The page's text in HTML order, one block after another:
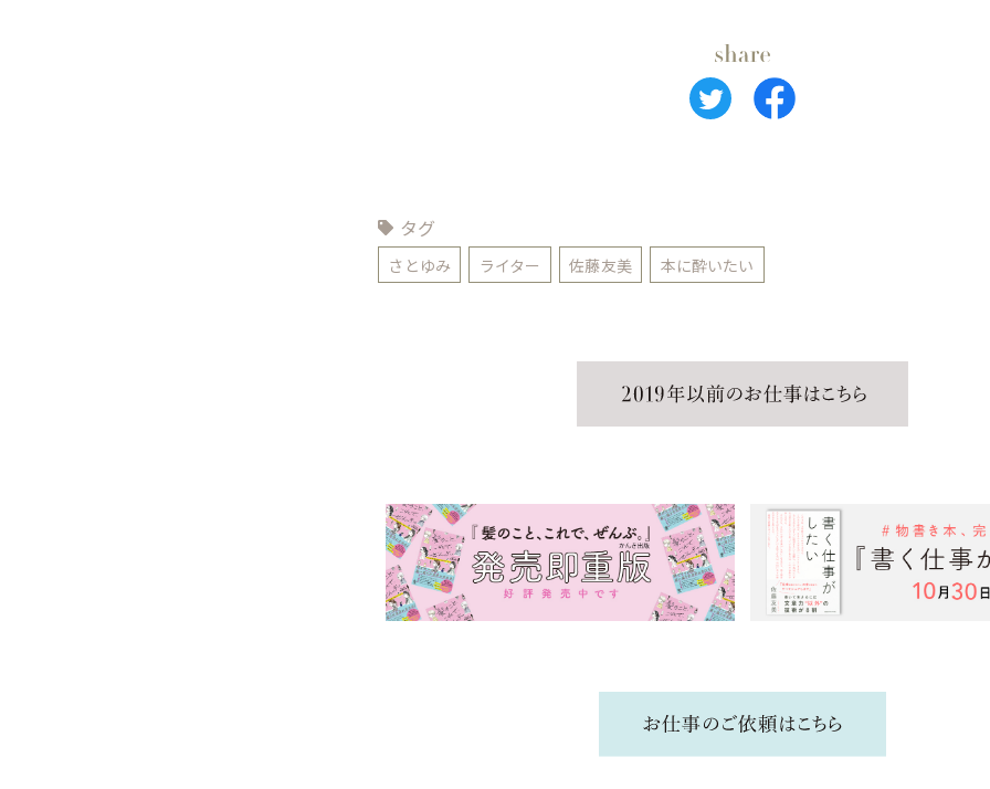
タグ
さとゆみ ライター 佐藤友美 本に酔いたい